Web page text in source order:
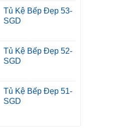
Tủ Kệ Bếp Đẹp 53-
SGD
Tủ Kệ Bếp Đẹp 52-
SGD
Tủ Kệ Bếp Đẹp 51-
SGD